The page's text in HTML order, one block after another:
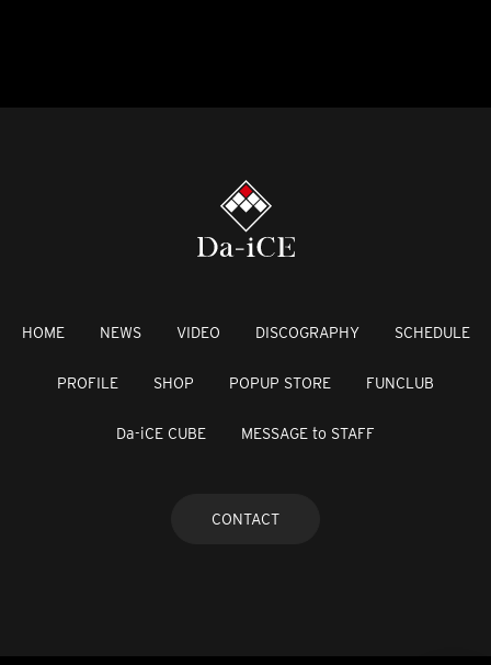
HOME NEWS VIDEO DISCOGRAPHY SCHEDULE
PROFILE SHOP POPUP STORE FUNCLUB
Da-iCE CUBE MESSAGE to STAFF
CONTACT